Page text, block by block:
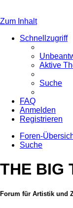
Zum Inhalt
Schnellzugriff
Aktive
Suche
FAQ
Anmelden
Registrieren
Foren-
Suche
THE BIG
Forum für Artistik und